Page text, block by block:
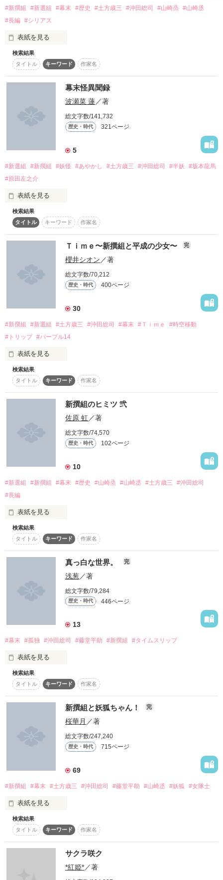
とても深くて、量り知れないもので、
綺麗だ。
浅葱色の約束。─番外編─
こちらの続編となります。
｢私は人間が嫌い。だけど…｣
『じゃあ、ずっと一緒だ』
闇夜のように暗き心に
また一つ二つ……
大切なもの、護りたいものが増えた
叶うならもう少し……
守られるか分からない
叶えられるか分からない
願いごとをした
▽▽▽▽▽▽▽▽▽▽▽▽▽▽▽▽▽▽▽▽
誠シリーズを
一つにまとめました!!
各章のタイトルが
作品を読む
『───寂しいってなぁに？』
愛情を知らずに育った少女がひとり、
幕末の世を彷徨う。
『笑ってくれ、トシ。…俺は鬼にはなりきれんよ』
『俺からすりゃあ近藤さん。あんたが一番の鬼だぜ』
残酷だ。
人の生というものは、執着は、厄介なものだ。
“時として愛情は、哀しみを連れてくる”
やさしくて、あたたかくて。
そして。
『───…幸せになれ。』
哀しいほどに、綺麗だった。
＊
＊
※理人の原点です。
拙い文章力ではありますが、それ含め大切
にしているため、あえて訂正していません。
歴史に沿っているようで忠実ではございません。
年月、方言に差異があります。
それら諸々了承の上、温かい目で
ご覧になっていただけますと幸いです。
作品を読む
#新撰組 #新選組 #幕末 #歴史 #土方歳三 #沖田総司 #山崎烝
#山崎丞
#長編 #シリアス
表紙を見る
｢お前を守る｣と私を抱き締める貴方を
｢私が守る｣と心に決めた
守られるなんて、私のガラじゃない
貴方を守ることが私の存在価値なんだ
耳許で睦言を呟かれ
亡き師の面影に武士としての道を願い
刹那、恋い慕う貴方と永遠の夢を見た
この身を苛む復讐心
我が主に捧ぐ忠誠心
この胸を焦がす恋情
*****************************
加筆修正中
(注)新選組をもとにしたフィクションです。
様々な設定や時期等は、物語と人物の設定上、忠実に沿わない
部分が多々ございます。
現在は弐を更新中です。
短編集もあります。
2011,11,6━2012,07,16
100万PVありがとうございます！
感想レビュー等お待ちしています^^
検索結果
タイトル
キーワード 作家名
幕末怪異聞録
波瀬菜 蓮／著
総文字数/141,732
歴史・時代 321ページ
5
#新選組 #新撰組 #妖怪 #あやかし #土方歳三 #沖田総司 #半妖
#坂本龍馬
#原田左之介
表紙を見る
雪舞い乱れるその季節
**
「私は一回死んだんだ
もう何も怖くない――」
これはシリアス？
「え？副ちょ――……
さぁ？
知ーらないっ！(笑)
ます。また、一部登場する人物、団体は実在しません。
作品を読む
検索結果
タイトル
キーワード 作家名
Ｔｉｍｅ〜新撰組と平成の少女〜 完
櫻井シオン ／著
総文字数/70,212
歴史・時代 400ページ
30
#新撰組 #新選組 #土方歳三 #沖田総司 #幕末 #Ｔｉｍｅ
#時空移動
#トリップ #パープル14
表紙を見る
現代の少女がやって来たのは一一一一一
「…………………ココどこ？」
なんと、あの『江戸時代』だった!!
平成からの迷い人
［二番隊組長］永倉新八(ながくらしんぱち)
［三番隊組長］斎藤一(さいとうはじめ)
［八番隊組長］藤堂平助(とうどうへいすけ)
［十番隊組長］原田左之助(はらださのすけ)
今、時代をまたいで歯車が動き出す………！
検索結果
タイトル
キーワード 作家名
新撰組のヒミツ 弐
佐原 虹／著
総文字数/74,570
歴史・時代 102ページ
10
#新選組 #新撰組 #幕末 #歴史 #山崎烝 #山崎丞 #土方歳三
#沖田総司
#長編
表紙を見る
【新撰組のヒミツ 弐】
新撰組の栄華の影に忍び寄るのは
とうに切り捨てた〝過去〟の因縁
新撰組監察方として生きる井岡光を
夢にまで見る非道で醜い自分を
貴方だけには知られたくない
いつかは貴方の優しいその声すら
それでも、逃げたくない
｢誠｣｢過去｣
そして私(あたし)の心にある想いから
*****************************
検索結果
タイトル
キーワード 作家名
真っ白な世界。 完
浅葱／著
総文字数/79,284
歴史・時代 446ページ
13
#幕末 #孤独 #沖田総司 #藤堂平助 #新撰組 #タイムスリップ
表紙を見る
新撰組第3弾、
読んでいただけると嬉しいです。
歴史、時代ジャンル
7位にランクイン。
1ページでも読んでくださった
皆様に感謝です。
検索結果
タイトル
キーワード 作家名
新撰組と妖狐ちゃん！ 完
桜華月 ／著
総文字数/247,240
歴史・時代 715ページ
69
#新撰組 #幕末 #土方歳三 #沖田総司 #藤堂平助 #山崎丞 #妖狐 #女隊士
表紙を見る
「お前は今日から新撰組お預かりだ」
町をふらつく生活から一変、
剣の腕を認められ、
新撰組に入隊した少女
検索結果
タイトル
キーワード 作家名
サクラ咲ク
*紅姫*／著